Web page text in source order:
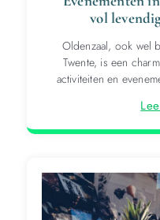
vol
Oldenzaal, ook wel
Twente, is een
activiteiten en